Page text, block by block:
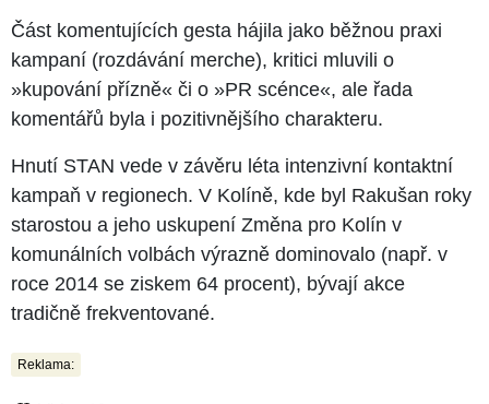
Část komentujících gesta hájila jako běžnou praxi
kampaní (rozdávání merche), kritici mluvili o
»kupování přízně« či o »PR scénce«, ale řada
komentářů byla i pozitivnějšího charakteru.
Hnutí STAN vede v závěru léta intenzivní kontaktní
kampaň v regionech. V Kolíně, kde byl Rakušan roky
starostou a jeho uskupení Změna pro Kolín v
komunálních volbách výrazně dominovalo (např. v
roce 2014 se ziskem 64 procent), bývají akce
tradičně frekventované.
Reklama: